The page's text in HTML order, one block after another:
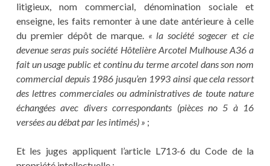
litigieux, nom commercial, dénomination sociale et
enseigne, les faits remonter à une date antérieure à celle
du premier dépôt de marque.« la société sogecer et cie
devenue seras puis société Hôtelière Arcotel Mulhouse A36 a
fait un usage public et continu du terme arcotel dans son nom
commercial depuis 1986 jusqu’en 1993 ainsi que cela ressort
des lettres commerciales ou administratives de toute nature
échangées avec divers correspondants (pièces no 5 à 16
versées au débat par les intimés) » ;
Et les juges appliquent l’article L713-6 du Code de la